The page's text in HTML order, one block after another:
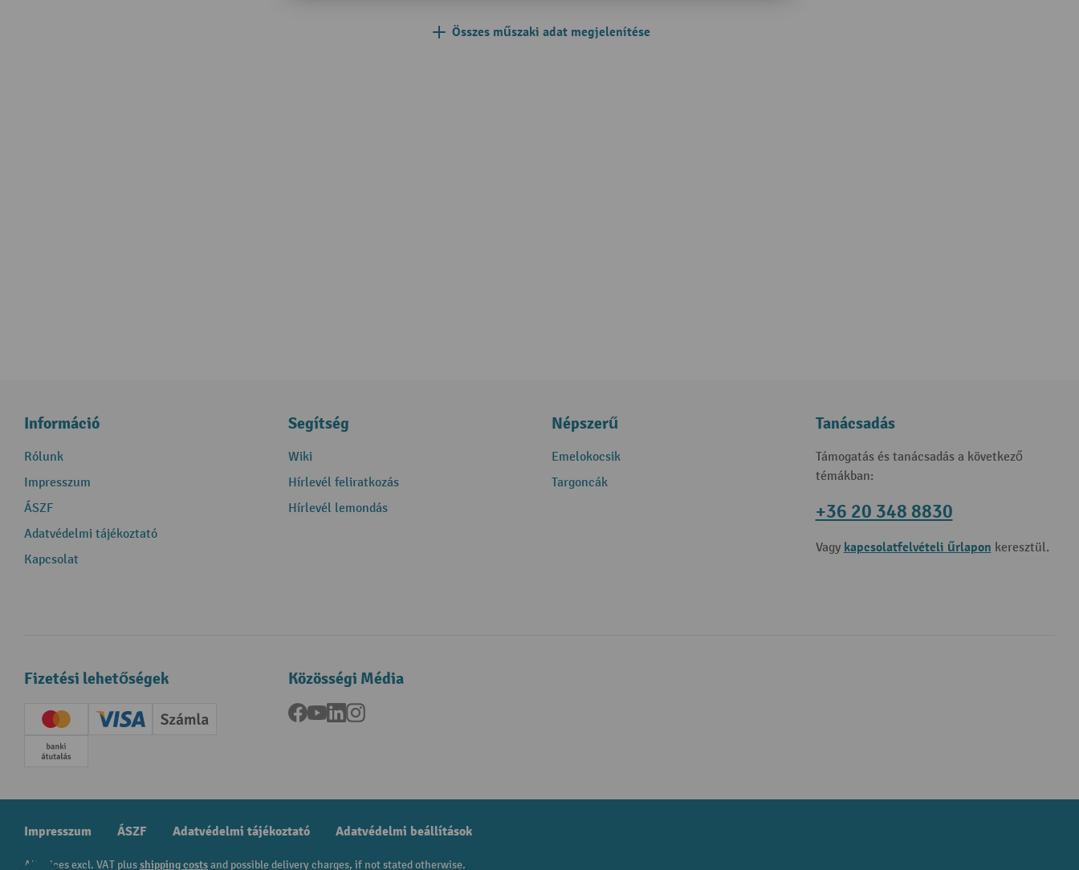
Összes műszaki adat megjelenítése
Információ
Rólunk
Impresszum
ÁSZF
Adatvédelmi tájékoztató
Kapcsolat
Segítség
Wiki
Hírlevél feliratkozás
Hírlevél lemondás
Népszerű
Emelokocsik
Targoncák
Tanácsadás
Támogatás és tanácsadás a következő
témákban:
+36 20 348 8830
Vagy kapcsolatfelvételi űrlapon keresztül.
Fizetési lehetőségek
Creditcard (Master)Creditcard (Visa)
Számla
Előrefizetés
Közösségi Média
Facebook
YouTubeLinkedInInstagram
Impresszum ÁSZF Adatvédelmi tájékoztató Adatvédelmi beállítások
All prices excl. VAT plusshipping costsand possible delivery charges, if not stated otherwise.